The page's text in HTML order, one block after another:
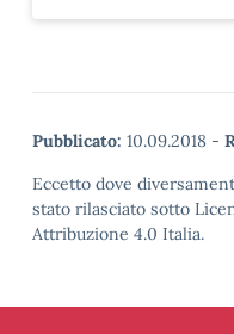
Pubblicato: 10.09.2018 -
Eccetto dove
stato rilasciato sotto
Attribuzione 4.0 Italia.